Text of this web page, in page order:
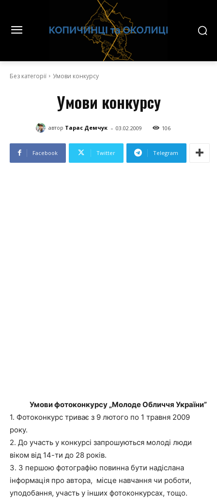
Без категорії Умови конкурсу
Умови конкурсу
автор Тарас Демчук - 03.02.2009 106
Facebook Twitter Telegram
Умови фотоконкурсу „Молоде Обличчя України”
1. Фотоконкурс триває з 9 лютого по 1 травня 2009
року.
2. До участь у конкурсі запрошуються молоді люди
віком від 14-ти до 28 років.
3. З першою фотографію повинна бути надіслана
інформація про автора, місце навчання чи роботи,
уподобання, участь у інших фотоконкурсах, тощо.